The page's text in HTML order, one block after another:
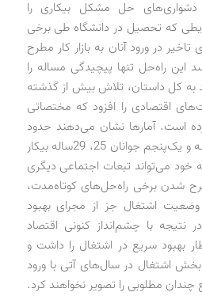
دشواری‌های حل مشکل بیکاری را
که تحصیل در دانشگاه طی برخی
در ورود آنان به بازار کار مطرح
این راه‌حل تنها پیچیدگی مساله را
به کل داستان، تلاش بیش از گذشته
اقتصادی را افزود که مختصاتی
زده است. آمارها نشان می‌دهند حدود
یک‌چهارم جوانان 20، 24ساله و یک‌پنجم جوانان 25، 29ساله بیکار
خود می‌تواند تبعات اجتماعی دیگری
شدن برخی راه‌حل‌های کوتاه‌مدت،
اشتغال جز از مجرای بهبود
با چشم‌انداز کنونی اقتصاد
بهبود سریع در اشتغال را داشت و
اشتغال در سال‌های آتی با ورود
چندان مطلوبی را تصویر نخواهند کرد.